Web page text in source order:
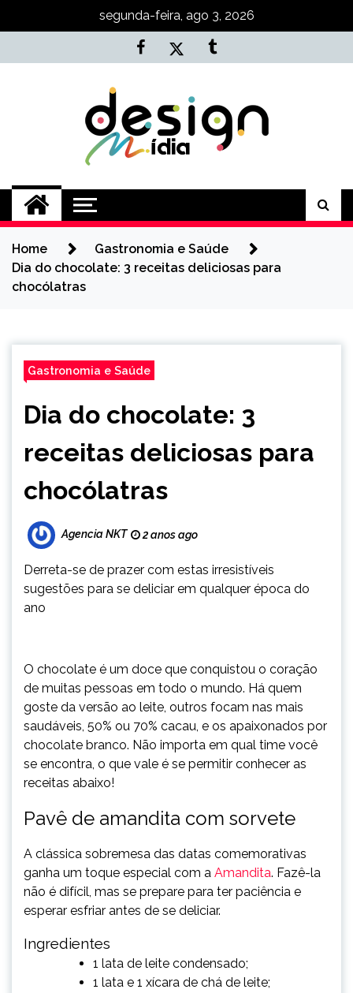
segunda-feira, ago 3, 2026
Agência NKT
Conteúdo de Marketing, SEO e
Home
Gastronomia e Saúde
Dia do chocolate: 3 receitas deliciosas para
chocólatras
Gastronomia e Saúde
Dia do chocolate: 3
receitas deliciosas para
chocólatras
Agencia NKT 2 anos ago
Derreta-se de prazer com estas irresistíveis
sugestões para se deliciar em qualquer época do
ano
O chocolate é um doce que conquistou o coração
de muitas pessoas em todo o mundo. Há quem
goste da versão ao leite, outros focam nas mais
saudáveis, 50% ou 70% cacau, e os apaixonados por
chocolate branco. Não importa em qual time você
se encontra, o que vale é se permitir conhecer as
receitas abaixo!
Pavê de amandita com sorvete
A clássica sobremesa das datas comemorativas
ganha um toque especial com a Amandita. Fazê-la
não é difícil, mas se prepare para ter paciência e
esperar esfriar antes de se deliciar.
Ingredientes
1 lata de leite condensado;
1 lata e 1 xícara de chá de leite;